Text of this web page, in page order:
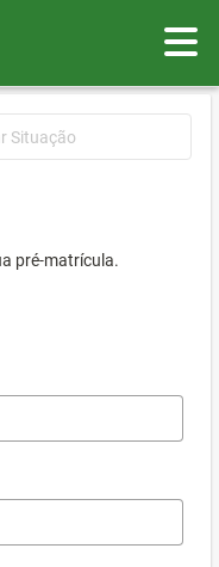
Situação
pré-matrícula.